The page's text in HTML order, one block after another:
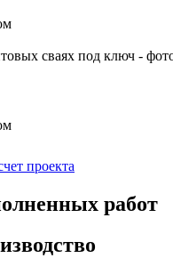
проекта
работ